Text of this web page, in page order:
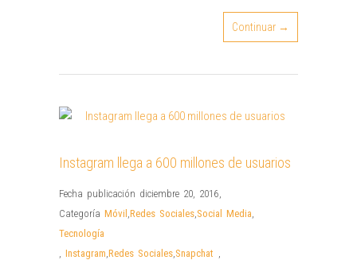
Continuar →
Instagram llega a 600 millones de usuarios
Fecha publicación diciembre 20, 2016,
Categoría Móvil ,Redes Sociales,Social Media,
Tecnología
, Instagram,Redes Sociales,Snapchat ,